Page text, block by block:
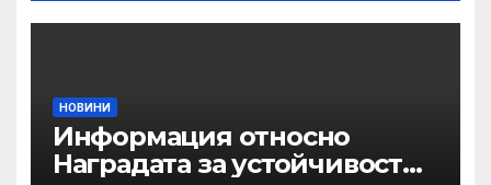
НОВИНИ
Информация относно
Наградата за устойчивост